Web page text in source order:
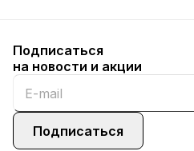
Подписаться
на новости и акции
Подписаться